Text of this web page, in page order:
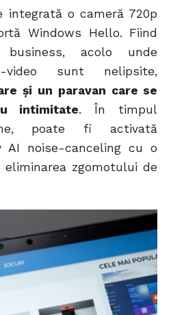
o cameră 720p
Windows Hello. Fiind
acolo unde
video sunt nelipsite,
și un paravan care se
intimitate. În timpul
poate fi activată
AI noise-canceling cu o
zgomotului de